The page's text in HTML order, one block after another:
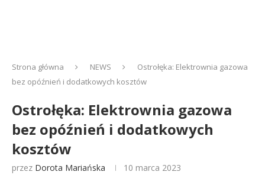
Strona główna NEWS
Ostrołęka: Elektrownia gazowa
bez opóźnień i dodatkowych kosztów
Ostrołęka: Elektrownia gazowa
bez opóźnień i dodatkowych
kosztów
przez Dorota Mariańska 10 marca 2023